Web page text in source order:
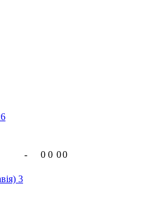
3
- 0 0 00